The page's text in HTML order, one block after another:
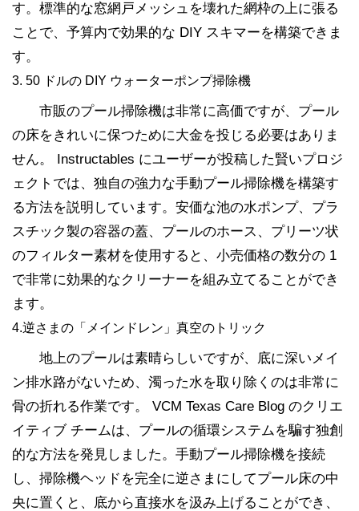
す。標準的な窓網戸メッシュを壊れた網枠の上に張る
ことで、予算内で効果的な DIY スキマーを構築できま
す。
3. 50 ドルの DIY ウォーターポンプ掃除機
市販のプール掃除機は非常に高価ですが、プール
の床をきれいに保つために大金を投じる必要はありま
せん。 Instructables にユーザーが投稿した賢いプロジ
ェクトでは、独自の強力な手動プール掃除機を構築す
る方法を説明しています。安価な池の水ポンプ、プラ
スチック製の容器の蓋、プールのホース、プリーツ状
のフィルター素材を使用すると、小売価格の数分の 1
で非常に効果的なクリーナーを組み立てることができ
ます。
4.逆さまの「メインドレン」真空のトリック
地上のプールは素晴らしいですが、底に深いメイ
ン排水路がないため、濁った水を取り除くのは非常に
骨の折れる作業です。 VCM Texas Care Blog のクリエ
イティブ チームは、プールの循環システムを騙す独創
的な方法を発見しました。手動プール掃除機を接続
し、掃除機ヘッドを完全に逆さまにしてプール床の中
央に置くと、底から直接水を汲み上げることができ、